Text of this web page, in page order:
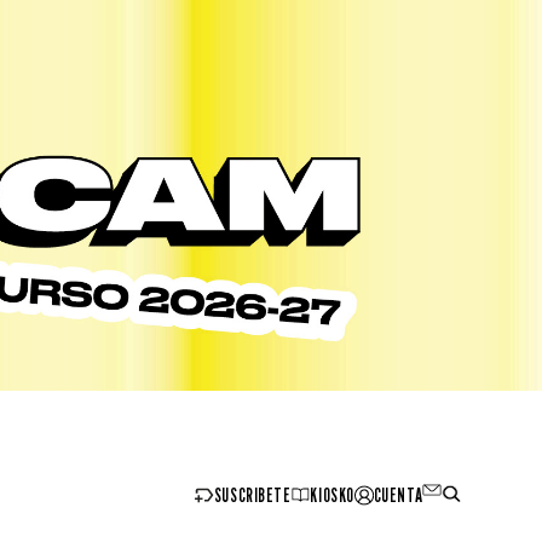
SUSCRIBETE KIOSKO CUENTA